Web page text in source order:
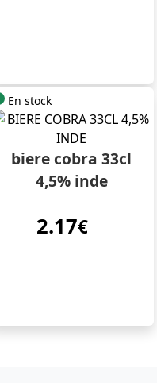
En stock
biere cobra 33cl
4,5% inde
2.17€